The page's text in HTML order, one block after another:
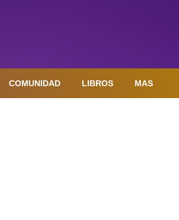
COMUNIDAD LIBROS MAS